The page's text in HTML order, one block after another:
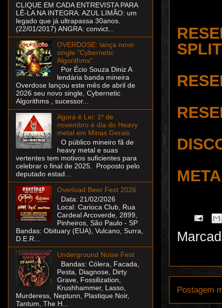
Postagem
CLIQUE EM CADA ENTREVISTA PARA
LÊ-LA NA INTEGRA. AZUL LIMÃO: um
legado que já ultrapassa 30anos.
(22/01/2017) ANGRA: convict...
OVERDOSE: lança novo
single "Cybernetic
Algorithms"
Por Écio Souza Diniz A
lendária banda mineira
Overdose lançou este mês de abril de
2026 seu novo single, Cybernetic
Algorithms , sucessor...
Agora é Lei: 1º de
novembro é dia do Heavy
metal em Minas Gerais
O público mineiro fã de
heavy metal e suas
vertentes tem motivos suficientes para
celebrar o final de 2025. Proposto pelo
deputado estad...
Overload Beer Fest 2026
Data: 21/02/2026
Local: Carioca Club, Rua
Cardeal Arcoverde, 2899,
Pinheiros, São Paulo - SP
Bandas: Obituary (EUA), Vulcano, Surra,
D.E.R...
Underground Noise Fest
Bandas: Cólera, Facada,
Pesta, Diagnose, Dirty
Grave, Fossilization,
Krushhammer, Lasso,
Murderess, Neptunn, Plastique Noir,
Tantum, The H...